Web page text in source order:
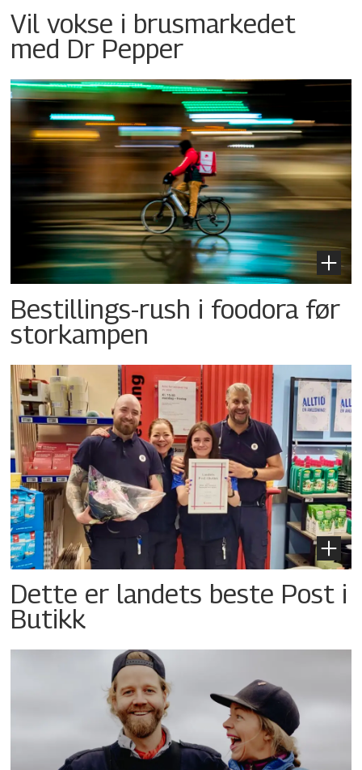
Vil vokse i brusmarkedet
med Dr Pepper
Bestillings-rush i foodora før
storkampen
Dette er landets beste Post i
Butikk